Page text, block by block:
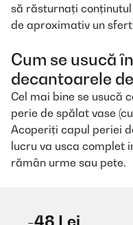
să răsturnați
de aproximativ un
Cum se usucă
decantoarele
Cel mai bine se usucă
perie de spălat vase
Acoperiți capul periei
lucru va usca complet
rămân urme sau pete.
-48 Lei